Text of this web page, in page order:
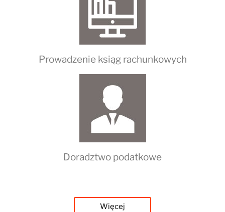
Prowadzenie ksiąg rachunkowych
Doradztwo podatkowe
Więcej